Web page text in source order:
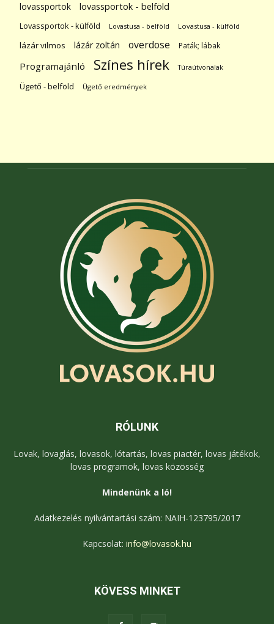
lovassportok lovassportok - belföld
Lovassportok - külföld Lovastusa - belföld Lovastusa - külföld
lázár vilmos lázár zoltán overdose Paták; lábak
Programajánló Színes hírek Túraútvonalak
Ügető - belföld Ügető eredmények
RÓLUNK
Lovak, lovaglás, lovasok, lótartás, lovas piactér, lovas játékok,
lovas programok, lovas közösség
Mindenünk a ló!
Adatkezelés nyilvántartási szám: NAIH-123795/2017
Kapcsolat: info@lovasok.hu
KÖVESS MINKET